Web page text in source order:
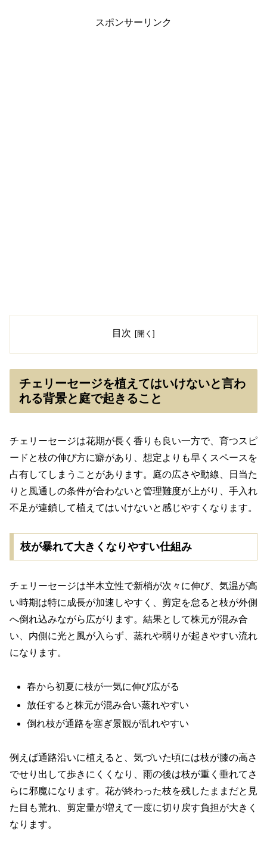
スポンサーリンク
目次
チェリーセージを植えてはいけないと言わ
れる背景と庭で起きること
チェリーセージは花期が長く香りも良い一方で、育つスピ
ードと枝の伸び方に癖があり、想定よりも早くスペースを
占有してしまうことがあります。庭の広さや動線、日当た
りと風通しの条件が合わないと管理難度が上がり、手入れ
不足が連鎖して植えてはいけないと感じやすくなります。
枝が暴れて大きくなりやすい仕組み
チェリーセージは半木立性で新梢が次々に伸び、気温が高
い時期は特に成長が加速しやすく、剪定を怠ると枝が外側
へ倒れ込みながら広がります。結果として株元が混み合
い、内側に光と風が入らず、蒸れや弱りが起きやすい流れ
になります。
春から初夏に枝が一気に伸び広がる
放任すると株元が混み合い蒸れやすい
倒れ枝が通路を塞ぎ景観が乱れやすい
例えば通路沿いに植えると、気づいた頃には枝が膝の高さ
でせり出して歩きにくくなり、雨の後は枝が重く垂れてさ
らに邪魔になります。花が終わった枝を残したままだと見
た目も荒れ、剪定量が増えて一度に切り戻す負担が大きく
なります。